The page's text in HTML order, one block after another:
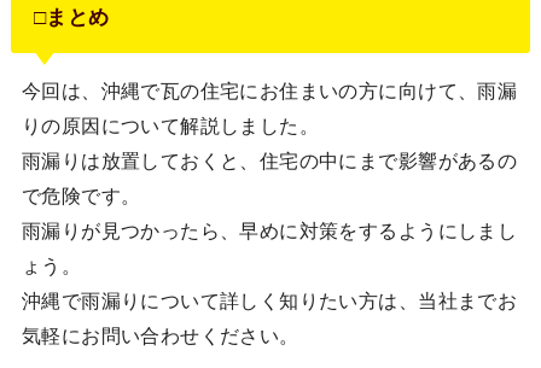
□まとめ
今回は、沖縄で瓦の住宅にお住まいの方に向けて、雨漏
りの原因について解説しました。
雨漏りは放置しておくと、住宅の中にまで影響があるの
で危険です。
雨漏りが見つかったら、早めに対策をするようにしまし
ょう。
沖縄で雨漏りについて詳しく知りたい方は、当社までお
気軽にお問い合わせください。